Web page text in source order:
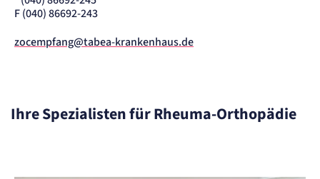
F (040) 86692-243
zocempfang@tabea-krankenhaus.de
Ihre Spezialisten für Rheuma-Orthopädie
Sitzungs-Cookie
Name:
Behält die Zustände des Benutzers bei allen Seitenanfragen bei.